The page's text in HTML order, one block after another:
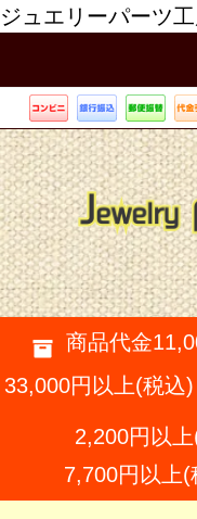
ジュエリーパーツ
商品代金
33,000円以上(税込
2,200円以
7,700円以上